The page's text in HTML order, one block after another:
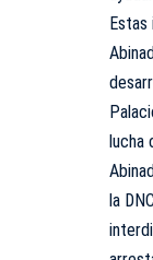
lucha
la